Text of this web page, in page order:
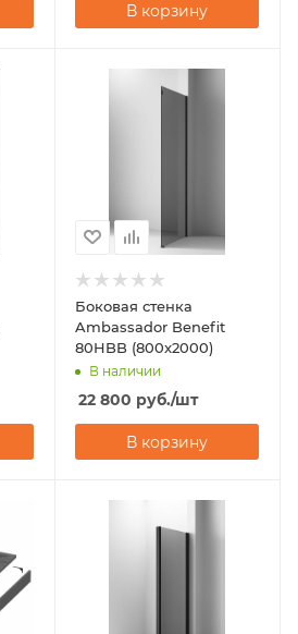
В корзину
Боковая стенка
Ambassador Benefit
80HBB (800x2000)
В наличии
22 800 руб./шт
В корзину